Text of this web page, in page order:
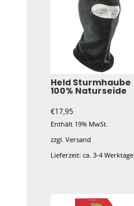
Held Sturmhaube
100% Naturseide
€17,95
Enthält 19% MwSt.
zzgl.Versand
Lieferzeit: ca. 3-4 Werktage